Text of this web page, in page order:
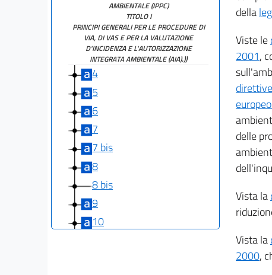
AMBIENTALE (IPPC)
TITOLO I
PRINCIPI GENERALI PER LE PROCEDURE DI
VIA, DI VAS E PER LA VALUTAZIONE
D'INCIDENZA E L'AUTORIZZAZIONE
INTEGRATA AMBIENTALE (AIA).))
4
5
6
7
7 bis
8
8 bis
9
10
della
Viste le
2001,
delle
Vista la
Vista la
2000,